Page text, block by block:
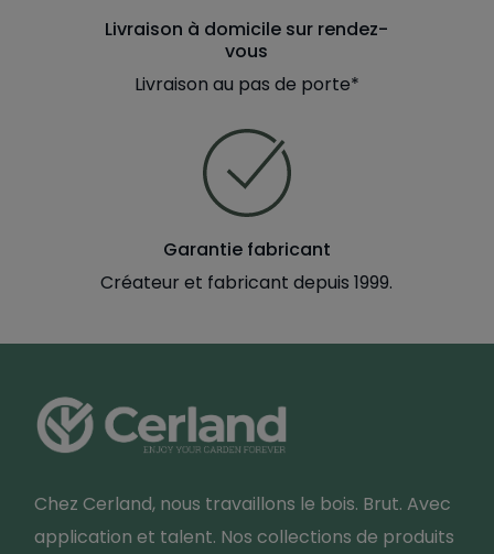
Livraison à domicile sur rendez-
vous
Livraison au pas de porte*
Garantie fabricant
Créateur et fabricant depuis 1999.
Chez Cerland, nous travaillons le bois. Brut. Avec
application et talent. Nos collections de produits